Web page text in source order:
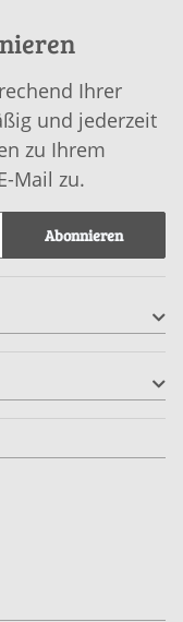
Ihrer
und jederzeit
zu Ihrem
Mail zu.
Abonnieren